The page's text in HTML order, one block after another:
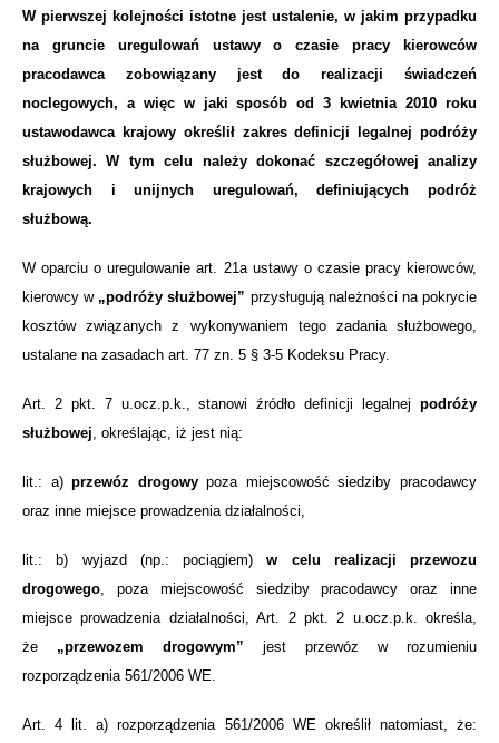
W pierwszej kolejności istotne jest ustalenie, w jakim przypadku
na gruncie uregulowań ustawy o czasie pracy kierowców
pracodawca zobowiązany jest do realizacji świadczeń
noclegowych, a więc w jaki sposób od 3 kwietnia 2010 roku
ustawodawca krajowy określił zakres definicji legalnej podróży
służbowej. W tym celu należy dokonać szczegółowej analizy
krajowych i unijnych uregulowań, definiujących podróż
służbową.
W oparciu o uregulowanie art. 21a ustawy o czasie pracy kierowców,
kierowcy w „podróży służbowej” przysługują należności na pokrycie
kosztów związanych z wykonywaniem tego zadania służbowego,
ustalane na zasadach art. 77 zn. 5 § 3-5 Kodeksu Pracy.
Art. 2 pkt. 7 u.ocz.p.k., stanowi źródło definicji legalnej podróży
służbowej , określając, iż jest nią:
lit.: a)przewóz drogowypoza miejscowość siedziby pracodawcy
oraz inne miejsce prowadzenia działalności,
lit.: b) wyjazd (np.: pociągiem)w celu realizacji przewozu
drogowego , poza miejscowość siedziby pracodawcy oraz inne
miejsce prowadzenia działalności, Art. 2 pkt. 2 u.ocz.p.k. określa,
że „przewozem drogowym” jest przewóz w rozumieniu
rozporządzenia 561/2006 WE.
Art. 4 lit. a) rozporządzenia 561/2006 WE określił natomiast, że: